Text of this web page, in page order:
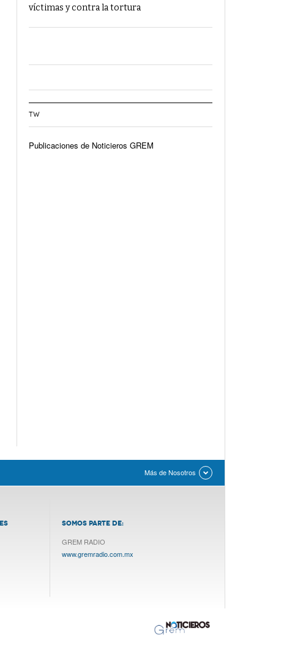
víctimas y contra la tortura
TW
Publicaciones de Noticieros GREM
Más de Nosotros
SOMOS PARTE DE:
GREM RADIO
www.gremradio.com.mx